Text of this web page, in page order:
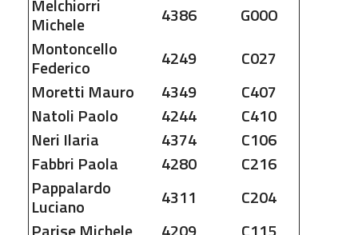
Melchiorri
Michele 4386
G00O
Montoncello
Federico 4249
C027
Moretti Mauro 4349
C407
Natoli Paolo 4244
C410
Neri Ilaria 4374
C106
Fabbri Paola 4280
C216
Pappalardo
Luciano 4311
C204